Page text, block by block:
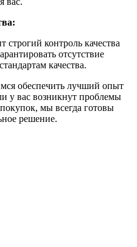
контроль качества
отсутствие
качества.
обеспечить лучший опыт
у вас возникнут проблемы
мы всегда готовы
решение.